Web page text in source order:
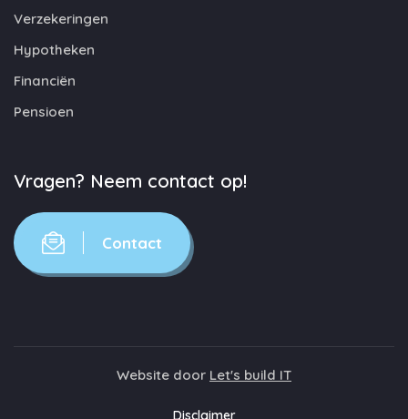
Verzekeringen
Hypotheken
Financiën
Pensioen
Vragen? Neem contact op!
Contact
Website door Let's build IT
Disclaimer